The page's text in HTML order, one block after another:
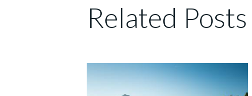
Related Posts